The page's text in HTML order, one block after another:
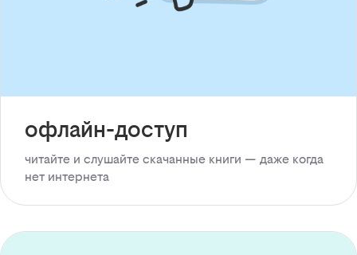
офлайн-доступ
читайте и слушайте скачанные книги — даже когда
нет интернета